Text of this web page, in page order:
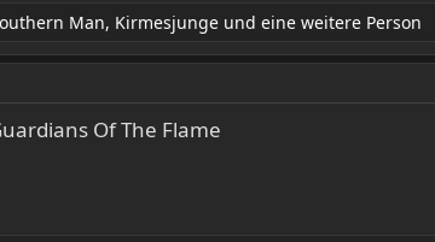
Man, Kirmesjunge und eine weitere Person
Of The Flame